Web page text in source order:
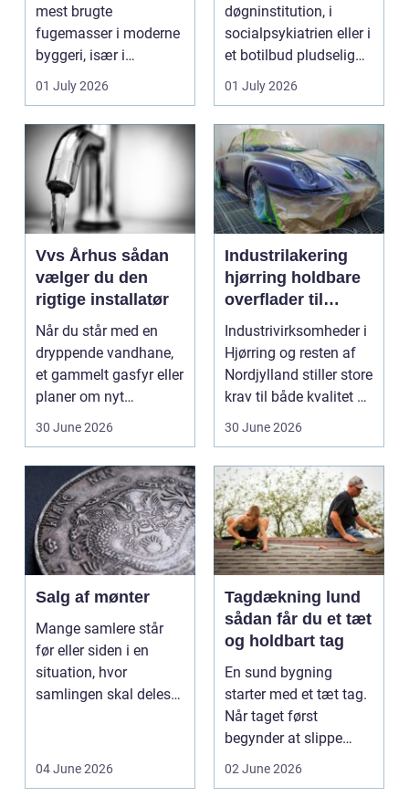
mest brugte
fugemasser i moderne
byggeri, især i
badeværelser,
01 July 2026
døgninstitution, i
socialpsykiatrien eller i
et botilbud pludselig
ændrer sig, k...
01 July 2026
Vvs Århus sådan
vælger du den
rigtige installatør
Når du står med en
dryppende vandhane,
et gammelt gasfyr eller
planer om nyt
badeværelse, bliver
30 June 2026
Industrilakering
hjørring holdbare
overflader til
industri og erhverv
Industrivirksomheder i
Hjørring og resten af
Nordjylland stiller store
krav til både kvalitet og
hol...
30 June 2026
Salg af mønter
Mange samlere står
før eller siden i en
situation, hvor
samlingen skal deles
04 June 2026
Tagdækning lund
sådan får du et tæt
og holdbart tag
En sund bygning
starter med et tæt tag.
Når taget først
begynder at slippe
vand ind, kan skaderne
02 June 2026